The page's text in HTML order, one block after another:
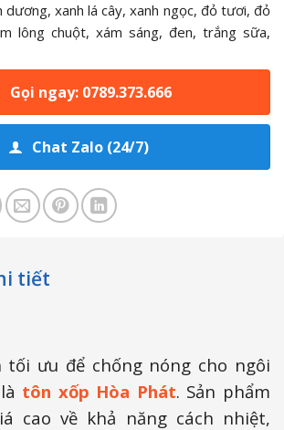
dương, xanh lá cây, xanh ngọc, đỏ tươi, đỏ
lông chuột, xám sáng, đen, trắng sữa,
Gọi ngay: 0789.373.666
Chat Zalo (24/7)
tiết
tối ưu để chống nóng cho ngôi
tôn xốp Hòa Phát. Sản phẩm
cao về khả năng cách nhiệt,